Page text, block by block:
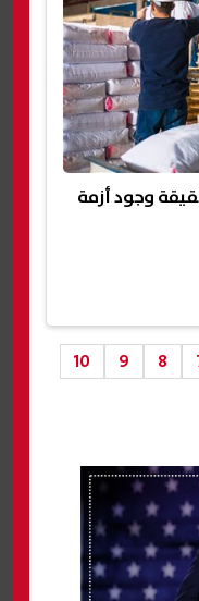
وجود أزمة
8
9
10